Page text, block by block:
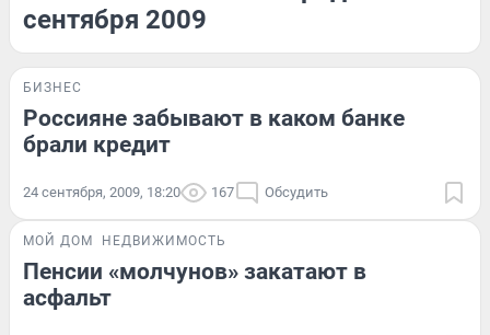
сентября 2009
БИЗНЕС
Россияне забывают в каком банке
брали кредит
24 сентября, 2009, 18:20 167 Обсудить
МОЙ ДОМ НЕДВИЖИМОСТЬ
Пенсии «молчунов» закатают в
асфальт